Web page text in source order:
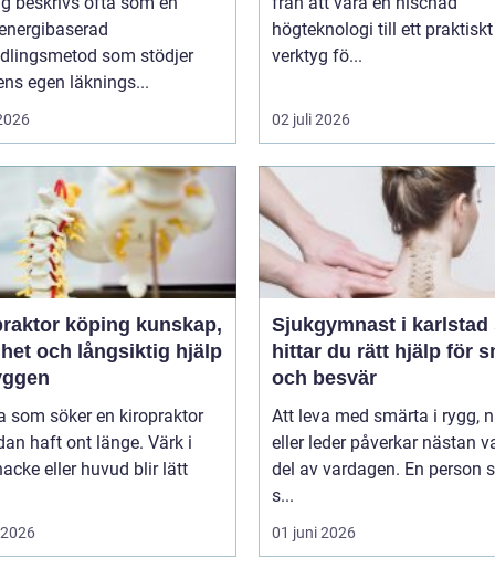
som stödjer
egen läknings...
högteknologi till ett praktiskt
verktyg fö...
02 juli 2026
köping kunskap,
och långsiktig hjälp
som söker en kiropraktor
haft ont länge. Värk i
eller huvud blir lätt
Sjukgymnast i karlstad så
hittar du rätt hjälp för
och besvär
Att leva med smärta i rygg,
eller leder påverkar nästan
del av vardagen. En person
s...
01 juni 2026